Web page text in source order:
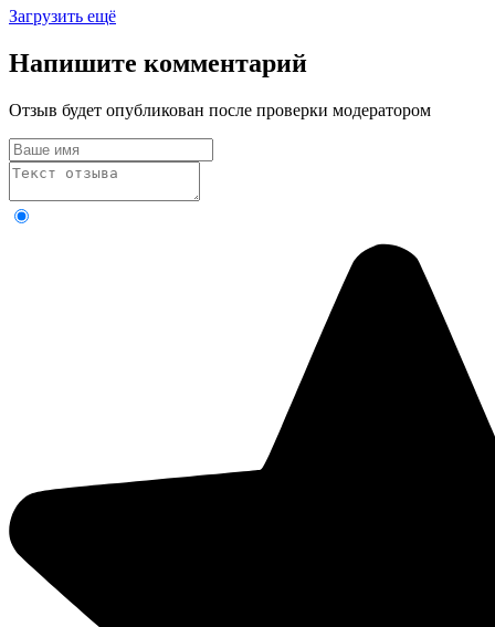
Загрузить ещё
Напишите комментарий
Отзыв будет опубликован после проверки модератором